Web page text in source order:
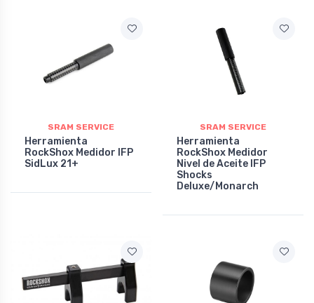
SRAM SERVICE
Herramienta
RockShox Medidor IFP
SidLux 21+
SRAM SERVICE
Herramienta
RockShox Medidor
Nivel de Aceite IFP
Shocks
Deluxe/Monarch